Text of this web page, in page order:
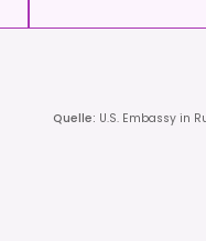
Quelle: U.S. Embassy in